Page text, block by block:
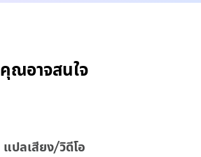
คุณอาจสนใจ
แปลเสียง/วิดีโอ